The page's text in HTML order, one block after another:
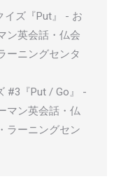
イズ『Put』 - お
ン英会話・仏会
ーニングセンタ
#3『Put / Go』 -
マン英会話・仏
ラーニングセン